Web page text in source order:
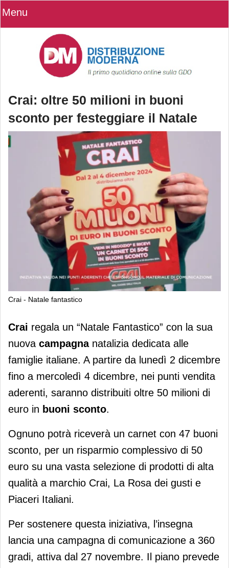
Menu
Crai: oltre 50 milioni in buoni
sconto per festeggiare il Natale
Crai - Natale fantastico
Crai: oltre 50 milioni in buoni sconto
per festeggiare il Natale
Crai regala un “Natale Fantastico” con la sua
nuova campagnanatalizia dedicata alle
famiglie italiane. A partire da lunedì 2 dicembre
fino a mercoledì 4 dicembre, nei punti vendita
aderenti, saranno distribuiti oltre 50 milioni di
euro in buoni sconto.
Ognuno potrà riceverà un carnet con 47 buoni
sconto, per un risparmio complessivo di 50
euro su una vasta selezione di prodotti di alta
qualità a marchio Crai, La Rosa dei gusti e
Piaceri Italiani.
Per sostenere questa iniziativa, l’insegna
lancia una campagna di comunicazione a 360
gradi, attiva dal 27 novembre. Il piano prevede